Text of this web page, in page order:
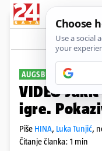
AUGSBURG IZGUBIO
VIDEO
igre.
Piše HINA, Luka Tunjić,
Čitanje članka: 1 min